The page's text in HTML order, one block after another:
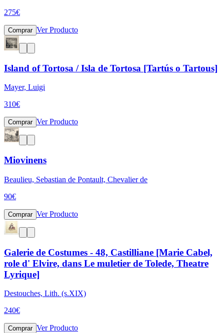
275€
Comprar Ver Producto
Island of Tortosa / Isla de Tortosa [Tartús o Tartous]
Mayer, Luigi
310€
Comprar Ver Producto
Miovinens
Beaulieu, Sebastian de Pontault, Chevalier de
90€
Comprar Ver Producto
Galerie de Costumes - 48, Castilliane [Marie Cabel,
role d' Elvire, dans Le muletier de Tolede, Theatre
Lyrique]
Destouches, Lith. (s.XIX)
240€
Comprar Ver Producto